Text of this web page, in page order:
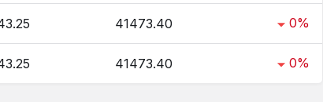
41473.40 0%
41473.40 0%